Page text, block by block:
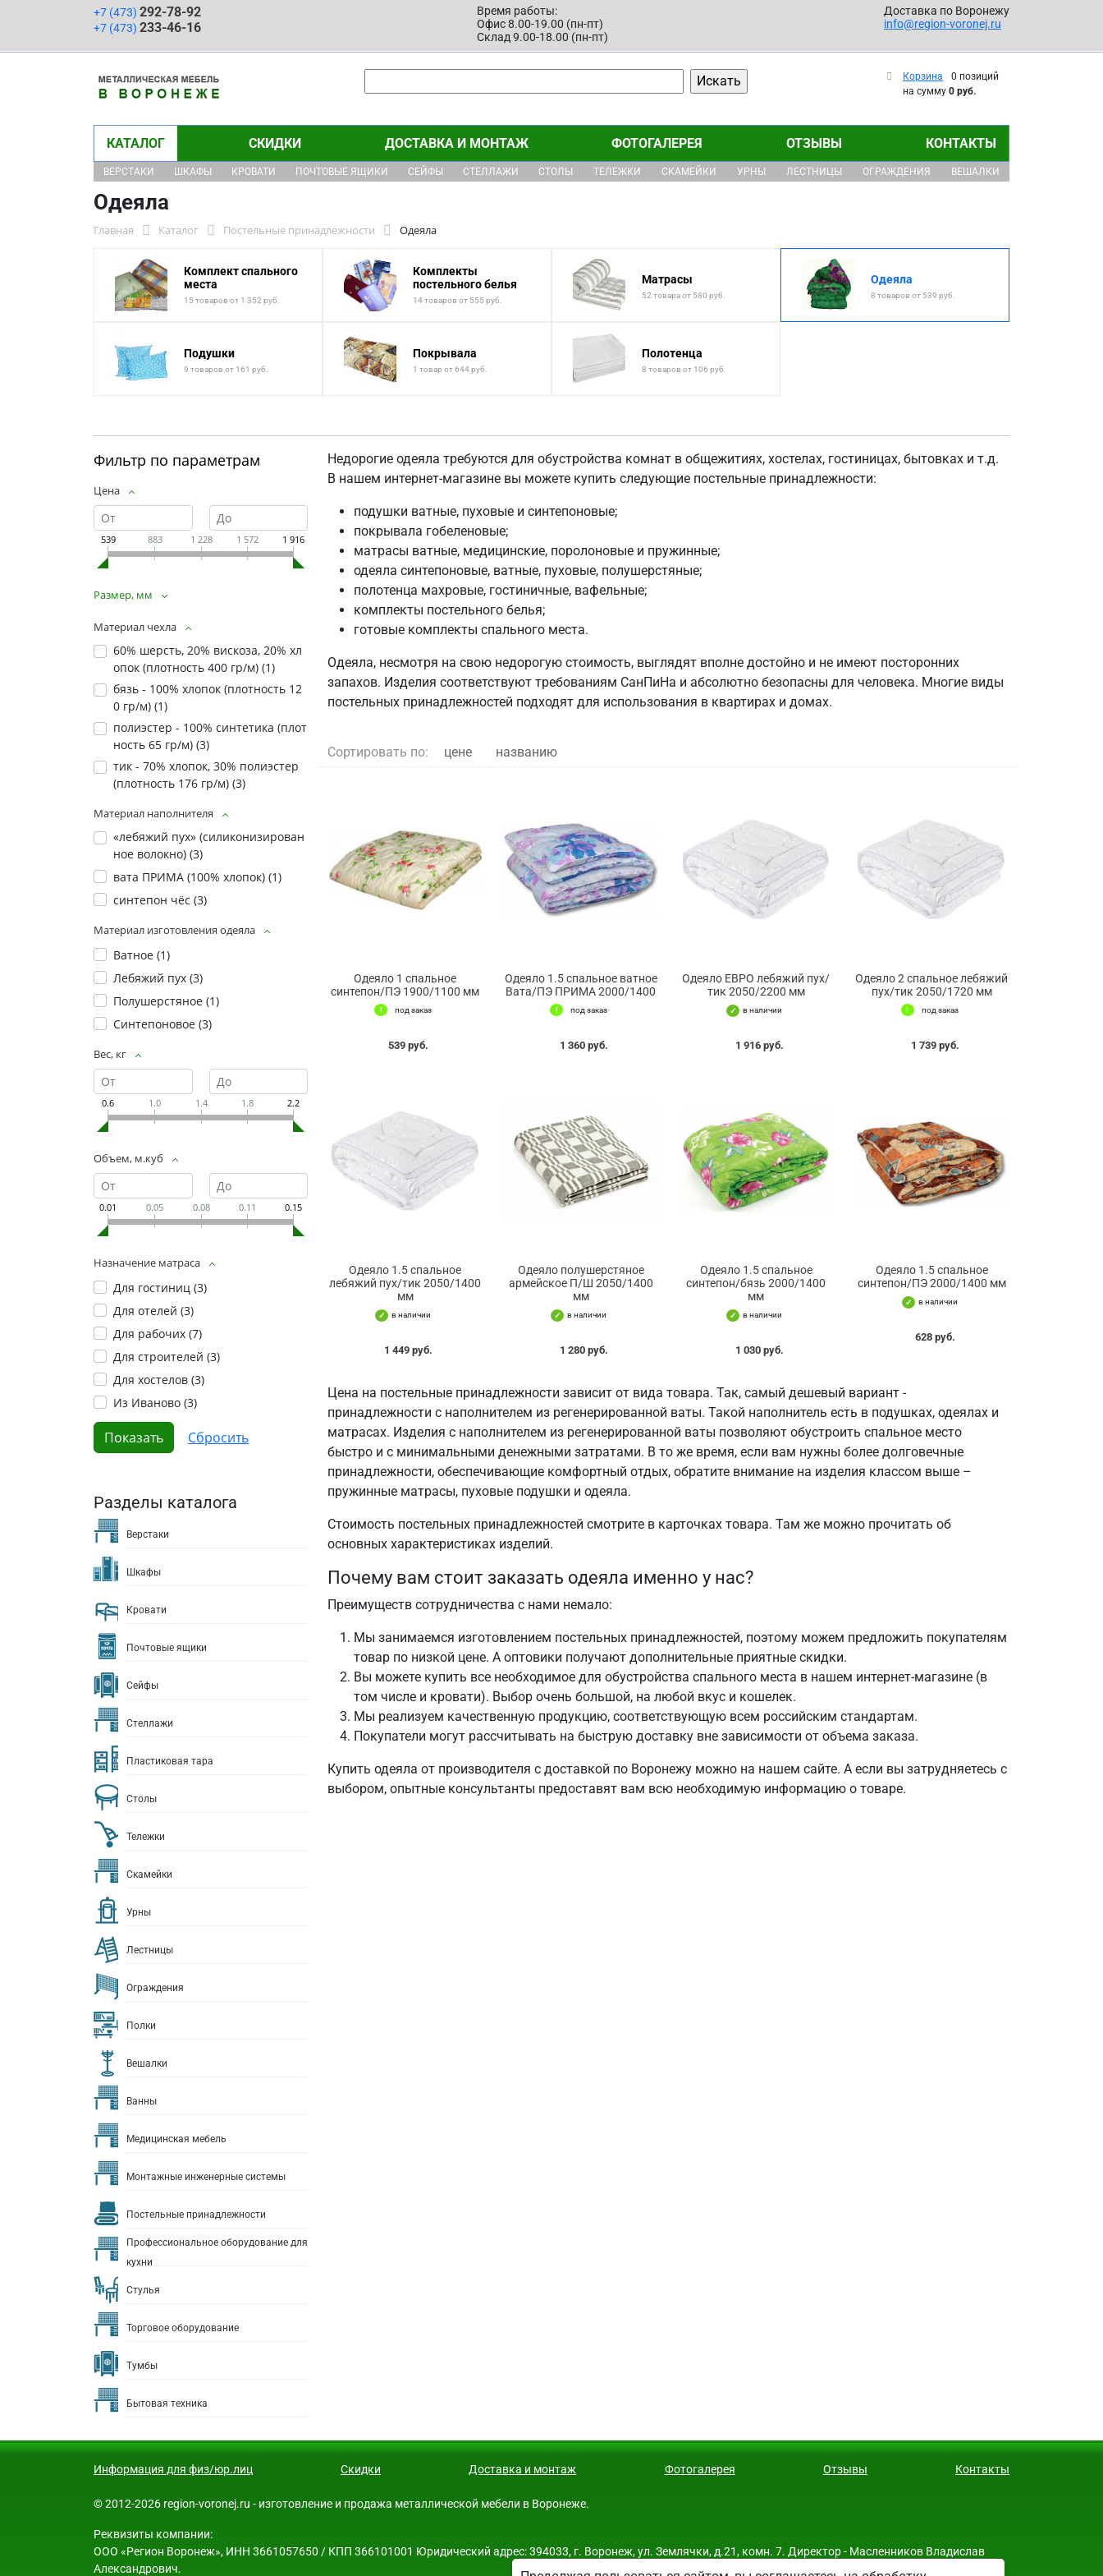
+7 (473) 292-78-92
+7 (473) 233-46-16
Время работы:
Офис 8.00-19.00 (пн-пт)
Склад 9.00-18.00 (пн-пт)
Доставка по Воронежу
info@region-voronej.ru
Корзина
0 позиций
на сумму 0 руб.
КАТАЛОГ СКИДКИ ДОСТАВКА И МОНТАЖ ФОТОГАЛЕРЕЯ ОТЗЫВЫ КОНТАКТЫ
ВЕРСТАКИ ШКАФЫ КРОВАТИ ПОЧТОВЫЕ ЯЩИКИ СЕЙФЫ СТЕЛЛАЖИ СТОЛЫ ТЕЛЕЖКИ СКАМЕЙКИ УРНЫ ЛЕСТНИЦЫ ОГРАЖДЕНИЯ ВЕШАЛКИ
Одеяла
Главная Каталог Постельные принадлежности Одеяла
Комплект спального
места
15 товаров от 1 352 руб.
Комплекты
постельного белья
14 товаров от 555 руб.
Матрасы
52 товара от 580 руб.
Одеяла
8 товаров от 539 руб.
Подушки
9 товаров от 161 руб.
Покрывала
1 товар от 644 руб.
Полотенца
8 товаров от 106 руб.
Фильтр по параметрам
Цена
539 883 1 228 1 572 1 916
Размер, мм
Материал чехла
60% шерсть, 20% вискоза, 20% хл
опок (плотность 400 гр/м) (1)
бязь - 100% хлопок (плотность 12
0 гр/м) (1)
полиэстер - 100% синтетика (плот
ность 65 гр/м) (3)
тик - 70% хлопок, 30% полиэстер
(плотность 176 гр/м) (3)
Материал наполнителя
«лебяжий пух» (силиконизирован
ное волокно) (3)
вата ПРИМА (100% хлопок) (1)
синтепон чёс (3)
Материал изготовления одеяла
Ватное (1)
Лебяжий пух (3)
Полушерстяное (1)
Синтепоновое (3)
Вес, кг
0.6 1.0 1.4 1.8 2.2
Объем, м.куб
0.01 0.05 0.08 0.11 0.15
Назначение матраса
Для гостиниц (3)
Для отелей (3)
Для рабочих (7)
Для строителей (3)
Для хостелов (3)
Из Иваново (3)
Разделы каталога
Верстаки
Шкафы
Кровати
Почтовые ящики
Сейфы
Стеллажи
Пластиковая тара
Столы
Тележки
Скамейки
Урны
Лестницы
Ограждения
Полки
Вешалки
Ванны
Медицинская мебель
Монтажные инженерные системы
Постельные принадлежности
Профессиональное оборудование для
кухни
Стулья
Торговое оборудование
Тумбы
Бытовая техника
Недорогие одеяла требуются для обустройства комнат в общежитиях, хостелах, гостиницах, бытовках и т.д.
В нашем интернет-магазине вы можете купить следующие постельные принадлежности:
подушки ватные, пуховые и синтепоновые;
покрывала гобеленовые;
матрасы ватные, медицинские, поролоновые и пружинные;
одеяла синтепоновые, ватные, пуховые, полушерстяные;
полотенца махровые, гостиничные, вафельные;
комплекты постельного белья;
готовые комплекты спального места.
Одеяла, несмотря на свою недорогую стоимость, выглядят вполне достойно и не имеют посторонних
запахов. Изделия соответствуют требованиям СанПиНа и абсолютно безопасны для человека. Многие виды
постельных принадлежностей подходят для использования в квартирах и домах.
Сортировать по: цене названию
Одеяло 1 спальное
синтепон/ПЭ 1900/1100 мм
под заказ
539 руб.
Одеяло 1.5 спальное ватное
Вата/ПЭ ПРИМА 2000/1400
под заказ
1 360 руб.
Одеяло ЕВРО лебяжий пух/
тик 2050/2200 мм
в наличии
1 916 руб.
Одеяло 2 спальное лебяжий
пух/тик 2050/1720 мм
под заказ
1 739 руб.
Одеяло 1.5 спальное
лебяжий пух/тик 2050/1400
мм
в наличии
1 449 руб.
Одеяло полушерстяное
армейское П/Ш 2050/1400
мм
в наличии
1 280 руб.
Одеяло 1.5 спальное
синтепон/бязь 2000/1400
мм
в наличии
1 030 руб.
Одеяло 1.5 спальное
синтепон/ПЭ 2000/1400 мм
в наличии
628 руб.
Цена на постельные принадлежности зависит от вида товара. Так, самый дешевый вариант -
принадлежности с наполнителем из регенерированной ваты. Такой наполнитель есть в подушках, одеялах и
матрасах. Изделия с наполнителем из регенерированной ваты позволяют обустроить спальное место
быстро и с минимальными денежными затратами. В то же время, если вам нужны более долговечные
принадлежности, обеспечивающие комфортный отдых, обратите внимание на изделия классом выше –
пружинные матрасы, пуховые подушки и одеяла.
Стоимость постельных принадлежностей смотрите в карточках товара. Там же можно прочитать об
основных характеристиках изделий.
Почему вам стоит заказать одеяла именно у нас?
Преимуществ сотрудничества с нами немало:
Мы занимаемся изготовлением постельных принадлежностей, поэтому можем предложить покупателям
товар по низкой цене. А оптовики получают дополнительные приятные скидки.
Вы можете купить все необходимое для обустройства спального места в нашем интернет-магазине (в
том числе и кровати). Выбор очень большой, на любой вкус и кошелек.
Мы реализуем качественную продукцию, соответствующую всем российским стандартам.
Покупатели могут рассчитывать на быструю доставку вне зависимости от объема заказа.
Купить одеяла от производителя с доставкой по Воронежу можно на нашем сайте. А если вы затрудняетесь с
выбором, опытные консультанты предоставят вам всю необходимую информацию о товаре.
Информация для физ/юр.лиц Скидки Доставка и монтаж Фотогалерея Отзывы Контакты
© 2012-2026 region-voronej.ru - изготовление и продажа металлической мебели в Воронеже.
Реквизиты компании:
ООО «Регион Воронеж», ИНН 3661057650 / КПП 366101001 Юридический адрес: 394033, г. Воронеж, ул. Землячки, д.21, комн. 7. Директор - Масленников Владислав
Александрович.